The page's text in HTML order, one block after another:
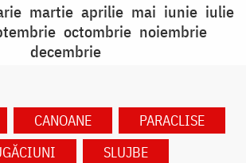
martie aprilie mai iunie iulie
octombrie noiembrie
decembrie
CANOANE
PARACLISE
SLUJBE